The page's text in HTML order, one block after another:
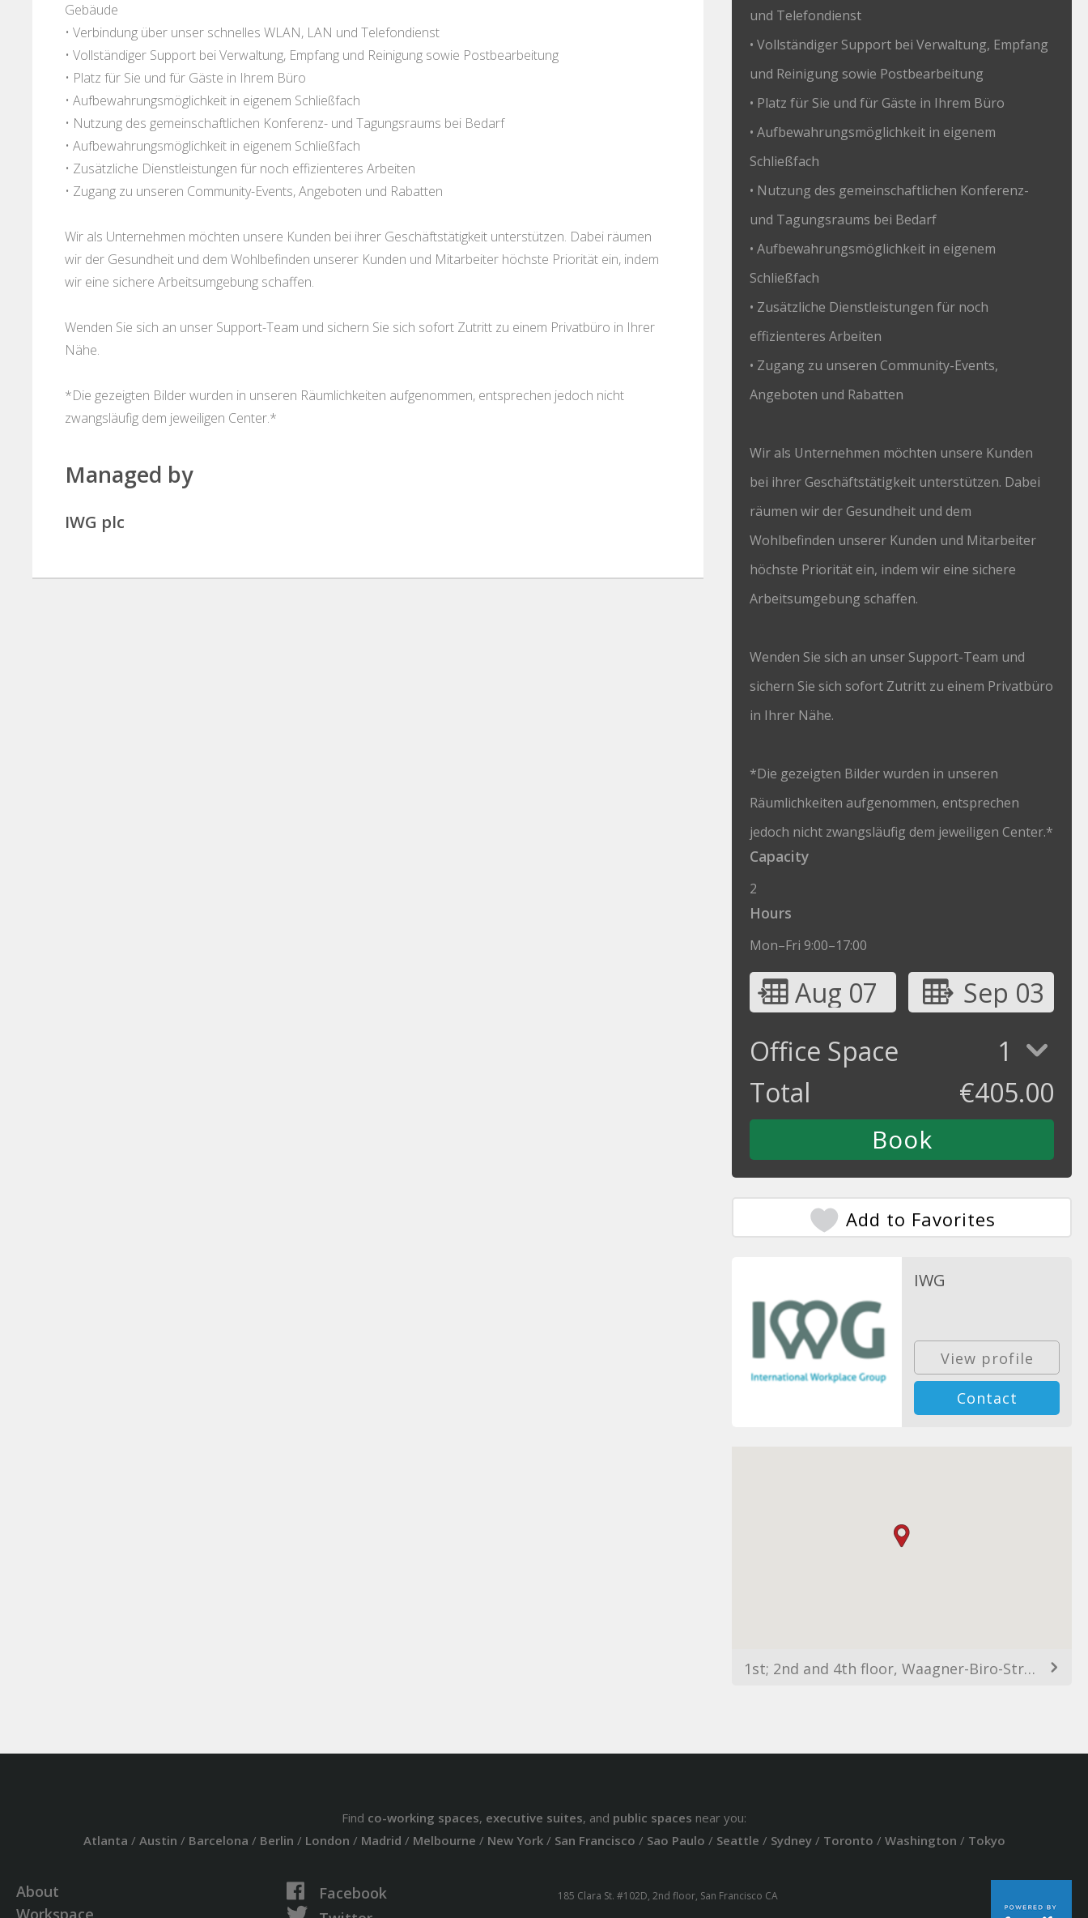
Gebäude
• Verbindung über unser schnelles WLAN, LAN und Telefondienst
• Vollständiger Support bei Verwaltung, Empfang und Reinigung sowie Postbearbeitung
• Platz für Sie und für Gäste in Ihrem Büro
• Aufbewahrungsmöglichkeit in eigenem Schließfach
• Nutzung des gemeinschaftlichen Konferenz- und Tagungsraums bei Bedarf
• Aufbewahrungsmöglichkeit in eigenem Schließfach
• Zusätzliche Dienstleistungen für noch effizienteres Arbeiten
• Zugang zu unseren Community-Events, Angeboten und Rabatten
Wir als Unternehmen möchten unsere Kunden bei ihrer Geschäftstätigkeit unterstützen. Dabei räumen
wir der Gesundheit und dem Wohlbefinden unserer Kunden und Mitarbeiter höchste Priorität ein, indem
wir eine sichere Arbeitsumgebung schaffen.
Wenden Sie sich an unser Support-Team und sichern Sie sich sofort Zutritt zu einem Privatbüro in Ihrer
Nähe.
*Die gezeigten Bilder wurden in unseren Räumlichkeiten aufgenommen, entsprechen jedoch nicht
zwangsläufig dem jeweiligen Center.*
Managed by
IWG plc
und Telefondienst
• Vollständiger Support bei Verwaltung, Empfang
und Reinigung sowie Postbearbeitung
• Platz für Sie und für Gäste in Ihrem Büro
• Aufbewahrungsmöglichkeit in eigenem
Schließfach
• Nutzung des gemeinschaftlichen Konferenz-
und Tagungsraums bei Bedarf
• Aufbewahrungsmöglichkeit in eigenem
Schließfach
• Zusätzliche Dienstleistungen für noch
effizienteres Arbeiten
• Zugang zu unseren Community-Events,
Angeboten und Rabatten
Wir als Unternehmen möchten unsere Kunden
bei ihrer Geschäftstätigkeit unterstützen. Dabei
räumen wir der Gesundheit und dem
Wohlbefinden unserer Kunden und Mitarbeiter
höchste Priorität ein, indem wir eine sichere
Arbeitsumgebung schaffen.
Wenden Sie sich an unser Support-Team und
sichern Sie sich sofort Zutritt zu einem Privatbüro
in Ihrer Nähe.
*Die gezeigten Bilder wurden in unseren
Räumlichkeiten aufgenommen, entsprechen
jedoch nicht zwangsläufig dem jeweiligen Center.*
Capacity
2
Hours
Mon–Fri 9:00–17:00
Aug 07
Sep 03
Office Space
1
Total
€405.00
Add to Favorites
IWG
View profile
Contact
1st; 2nd and 4th floor, Waagner-Biro-Straße 47, 8020 Graz, Austria
Find co-working spaces, executive suites, and public spaces near you:
Atlanta / Austin / Barcelona / Berlin / London / Madrid / Melbourne / New York/ San Francisco / Sao Paulo / Seattle / Sydney/ Toronto / Washington / Tokyo
About
Workspace
Facebook
185 Clara St. #102D, 2nd floor, San Francisco CA